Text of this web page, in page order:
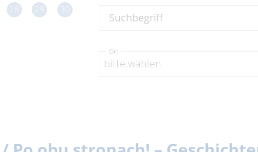
28 29
30
Suchbegriff
bitte wählen
Ort